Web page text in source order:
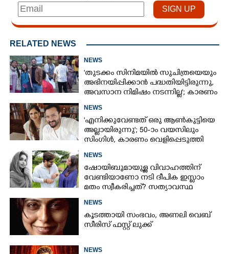
RELATED NEWS
NEWS
'തുടക്കം സിനിമയിൽ സുചിത്രയെയും
അഭിനയിപ്പിക്കാൻ പദ്ധതിയിട്ടിരുന്നു,​
അവസാന നിമിഷം നടന്നില്ല'; കാരണം
NEWS
'എനിക്കുവേണ്ടത് ഒരു ആൺകുട്ടിയെ
അല്ലായിരുന്നു'; 50-ാം വയസിലും
സിംഗിൾ, കാരണം വെളിപ്പെടുത്തി
NEWS
ഷോയിബുമായുള്ള വിവാഹത്തിന്
വേണ്ടിയാണോ നടി ദീപിക ഇസ്ലാം
മതം സ്വീകരിച്ചത്? സത്യാവസ്ഥ
NEWS
കൂടത്തായി സംഭവം, അണലി വെബ്
സീരിസ് ഫസ്റ്റ് ലുക്ക്
NEWS